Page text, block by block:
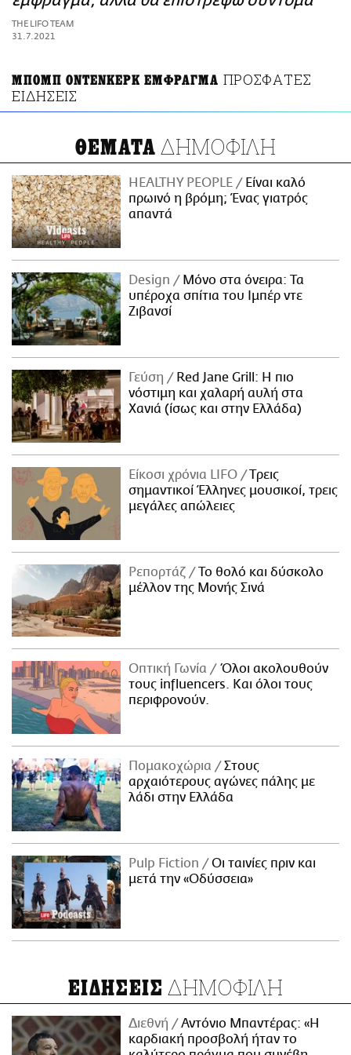
ΑΜΠΑ
PRINT
THE LIFO TEAM
31.7.2021
ΜΠΟΜΠ ΟΝΤΕΝΚΕΡΚ ΕΜΦΡΑΓΜΑ ΠΡΟΣΦΑΤΕΣ
ΕΙΔΗΣΕΙΣ
ΘΕΜΑΤΑ ΔΗΜΟΦΙΛΗ
HEALTHY PEOPLE
Είναι καλό
πρωινό η βρόμη; Ένας γιατρός
απαντά
Design
Μόνο στα όνειρα: Τα
υπέροχα σπίτια του Ιμπέρ ντε
Ζιβανσί
Γεύση
Red Jane Grill: Η πιο
νόστιμη και χαλαρή αυλή στα
Χανιά (ίσως και στην Ελλάδα)
Είκοσι χρόνια LIFO
Tρεις
σημαντικοί Έλληνες μουσικοί, τρεις
μεγάλες απώλειες
Ρεπορτάζ
Το θολό και δύσκολο
μέλλον της Μονής Σινά
Οπτική Γωνία
Όλοι ακολουθούν
τους influencers. Και όλοι τους
περιφρονούν.
Πομακοχώρια
Στους
αρχαιότερους αγώνες πάλης με
λάδι στην Ελλάδα
Pulp Fiction
Οι ταινίες πριν και
μετά την «Οδύσσεια»
ΕΙΔΗΣΕΙΣ ΔΗΜΟΦΙΛΗ
Διεθνή
Αντόνιο Μπαντέρας: «Η
καρδιακή προσβολή ήταν το